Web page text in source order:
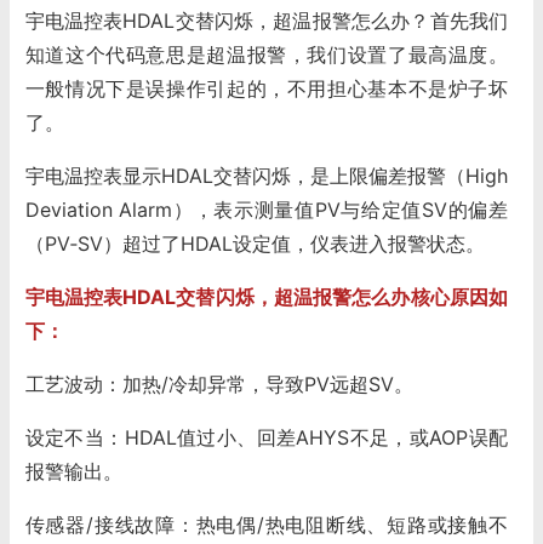
宇电温控表HDAL交替闪烁，超温报警怎么办？首先我们
知道这个代码意思是超温报警，我们设置了最高温度。
一般情况下是误操作引起的，不用担心基本不是炉子坏
了。
宇电温控表显示HDAL交替闪烁，是上限偏差报警（High
Deviation Alarm），表示测量值PV与给定值SV的偏差
（PV‑SV）超过了HDAL设定值，仪表进入报警状态。
宇电温控表HDAL交替闪烁，超温报警怎么办核心原因如
下：
工艺波动：加热/冷却异常，导致PV远超SV。
设定不当：HDAL值过小、回差AHYS不足，或AOP误配
报警输出。
传感器/接线故障：热电偶/热电阻断线、短路或接触不